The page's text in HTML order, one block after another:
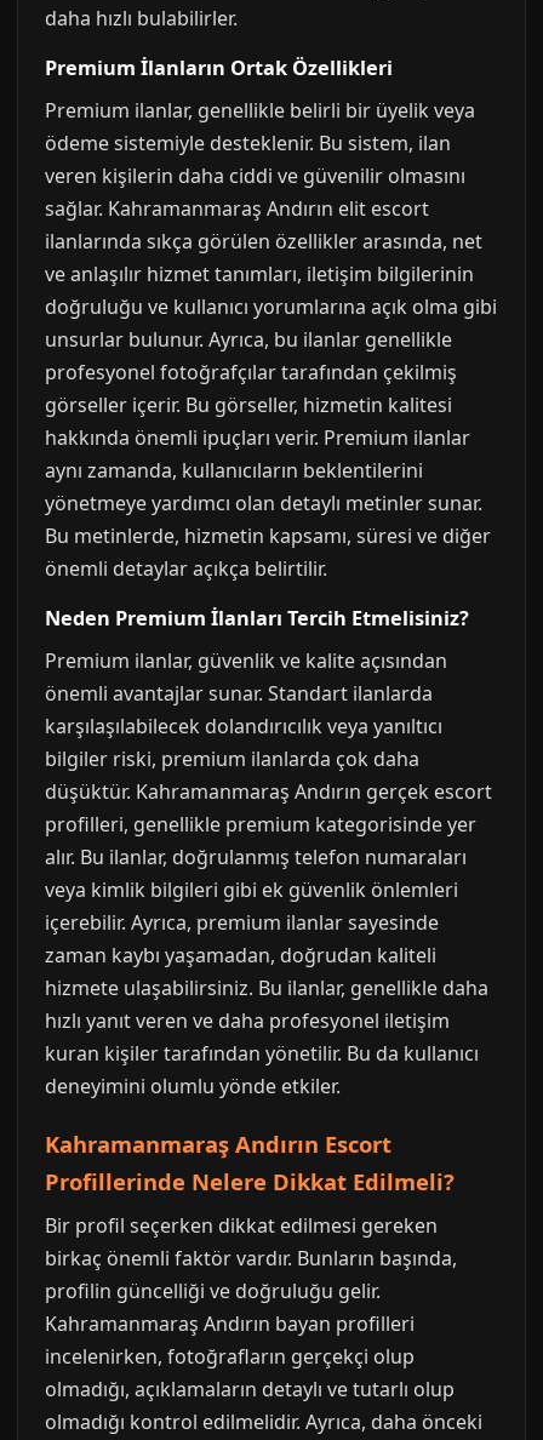
daha hızlı bulabilirler.
Premium İlanların Ortak Özellikleri
Premium ilanlar, genellikle belirli bir üyelik veya
ödeme sistemiyle desteklenir. Bu sistem, ilan
veren kişilerin daha ciddi ve güvenilir olmasını
sağlar. Kahramanmaraş Andırın elit escort
ilanlarında sıkça görülen özellikler arasında, net
ve anlaşılır hizmet tanımları, iletişim bilgilerinin
doğruluğu ve kullanıcı yorumlarına açık olma gibi
unsurlar bulunur. Ayrıca, bu ilanlar genellikle
profesyonel fotoğrafçılar tarafından çekilmiş
görseller içerir. Bu görseller, hizmetin kalitesi
hakkında önemli ipuçları verir. Premium ilanlar
aynı zamanda, kullanıcıların beklentilerini
yönetmeye yardımcı olan detaylı metinler sunar.
Bu metinlerde, hizmetin kapsamı, süresi ve diğer
önemli detaylar açıkça belirtilir.
Neden Premium İlanları Tercih Etmelisiniz?
Premium ilanlar, güvenlik ve kalite açısından
önemli avantajlar sunar. Standart ilanlarda
karşılaşılabilecek dolandırıcılık veya yanıltıcı
bilgiler riski, premium ilanlarda çok daha
düşüktür. Kahramanmaraş Andırın gerçek escort
profilleri, genellikle premium kategorisinde yer
alır. Bu ilanlar, doğrulanmış telefon numaraları
veya kimlik bilgileri gibi ek güvenlik önlemleri
içerebilir. Ayrıca, premium ilanlar sayesinde
zaman kaybı yaşamadan, doğrudan kaliteli
hizmete ulaşabilirsiniz. Bu ilanlar, genellikle daha
hızlı yanıt veren ve daha profesyonel iletişim
kuran kişiler tarafından yönetilir. Bu da kullanıcı
deneyimini olumlu yönde etkiler.
Kahramanmaraş Andırın Escort
Profillerinde Nelere Dikkat Edilmeli?
Bir profil seçerken dikkat edilmesi gereken
birkaç önemli faktör vardır. Bunların başında,
profilin güncelliği ve doğruluğu gelir.
Kahramanmaraş Andırın bayan profilleri
incelenirken, fotoğrafların gerçekçi olup
olmadığı, açıklamaların detaylı ve tutarlı olup
olmadığı kontrol edilmelidir. Ayrıca, daha önceki